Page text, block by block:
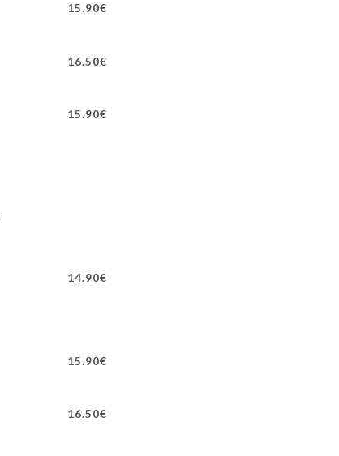
15.90€
16.50€
15.90€
14.90€
15.90€
16.50€